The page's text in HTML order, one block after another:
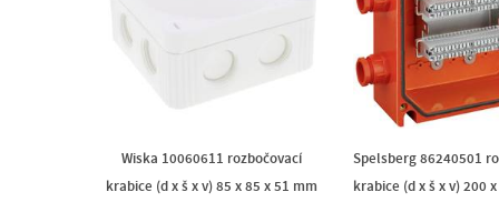
Wiska 10060611 rozbočovací
krabice (d x š x v) 85 x 85 x 51 mm
Spelsberg 86240501
krabice (d x š x v) 200